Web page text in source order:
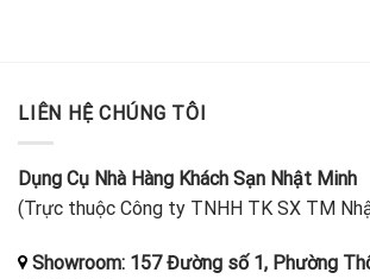
LIÊN HỆ CHÚNG TÔI
Dụng Cụ Nhà Hàng Khách Sạn Nhật Minh
(Trực thuộc Công ty TNHH TK SX TM
Showroom: 157 Đường số 1, Phường